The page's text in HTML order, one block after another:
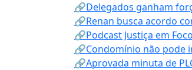
🔗Delegados ganham
🔗Renan busca acordo
🔗Podcast Justiça em
🔗Condomínio não pode
🔗Aprovada minuta de